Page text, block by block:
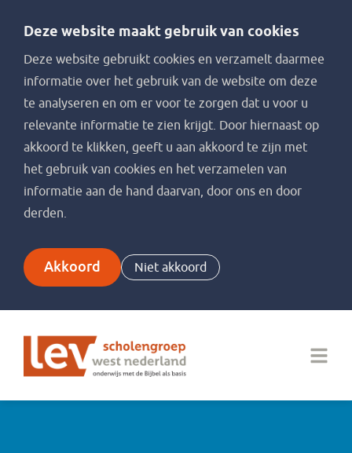
Deze website maakt gebruik van cookies
Deze website gebruikt cookies en verzamelt daarmee
informatie over het gebruik van de website om deze
te analyseren en om er voor te zorgen dat u voor u
relevante informatie te zien krijgt. Door hiernaast op
akkoord te klikken, geeft u aan akkoord te zijn met
het gebruik van cookies en het verzamelen van
informatie aan de hand daarvan, door ons en door
derden.
Akkoord Niet akkoord